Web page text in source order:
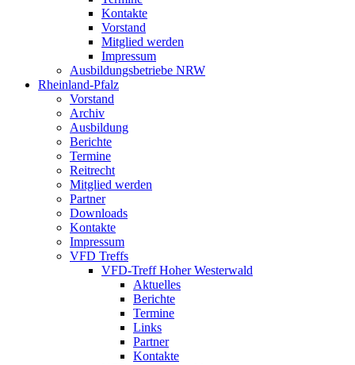
Kontakte
Vorstand
Mitglied werden
Impressum
Ausbildungsbetriebe NRW
Rheinland-Pfalz
Vorstand
Archiv
Ausbildung
Berichte
Termine
Reitrecht
Mitglied werden
Partner
Downloads
Kontakte
Impressum
VFD Treffs
VFD-Treff Hoher Westerwald
Aktuelles
Berichte
Termine
Links
Partner
Kontakte